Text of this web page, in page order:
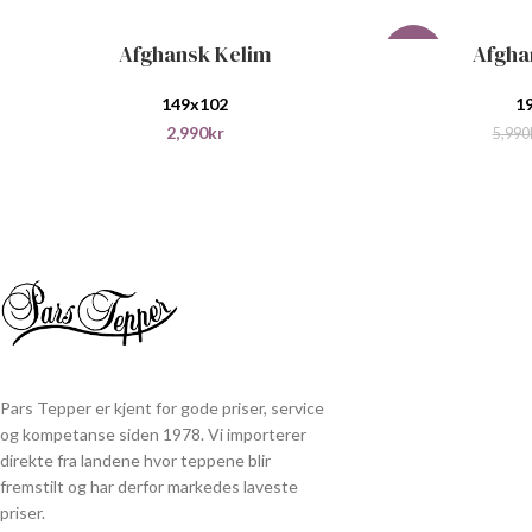
LEGG I HANDLEKURVAfghansk Kelim
149x102
2,990kr
LEGG I
5,990
Pars Tepper er kjent for gode priser, service
og kompetanse siden 1978. Vi importerer
direkte fra landene hvor teppene blir
fremstilt og har derfor markedes laveste
priser.